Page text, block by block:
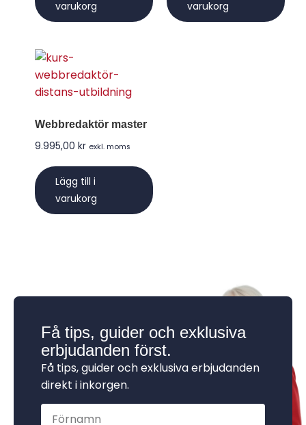
varukorg
varukorg
Webbredaktör master
9.995,00kr exkl. moms
Lägg till i
varukorg
Få tips, guider och exklusiva
erbjudanden först.
Få tips, guider och exklusiva erbjudanden
direkt i inkorgen.